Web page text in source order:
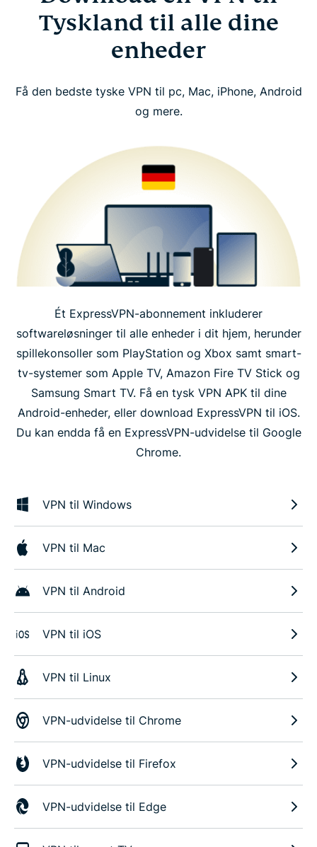
Tyskland til alle dine
enheder
Få den bedste tyske VPN til pc, Mac, iPhone, Android
og mere.
Ét ExpressVPN-abonnement inkluderer
softwareløsninger til alle enheder i dit hjem, herunder
spillekonsoller som PlayStation og Xbox samt smart-
tv-systemer som Apple TV, Amazon Fire TV Stick og
Samsung Smart TV. Få en tysk VPN APK til dine
Android-enheder, eller download ExpressVPN til iOS.
Du kan endda få en ExpressVPN-udvidelse til Google
Chrome.
VPN til Windows
VPN til Mac
VPN til Android
VPN til iOS
VPN til Linux
VPN-udvidelse til Chrome
VPN-udvidelse til Firefox
VPN-udvidelse til Edge